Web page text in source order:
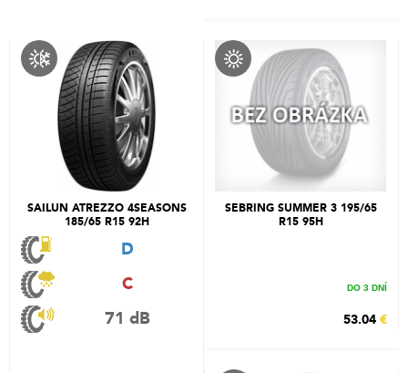
SAILUN ATREZZO 4SEASONS
185/65 R15 92H
D
C
71 dB
SEBRING SUMMER 3 195/65
R15 95H
DO 3 DNÍ
53.04 €